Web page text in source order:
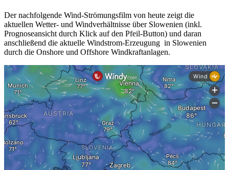
Der nachfolgende Wind-Strömungsfilm von heute zeigt die
aktuellen Wetter- und Windverhältnisse über Slowenien (inkl.
Prognoseansicht durch Klick auf den Pfeil-Button) und daran
anschließend die aktuelle Windstrom-Erzeugung in Slowenien
durch die Onshore und Offshore Windkraftanlagen.